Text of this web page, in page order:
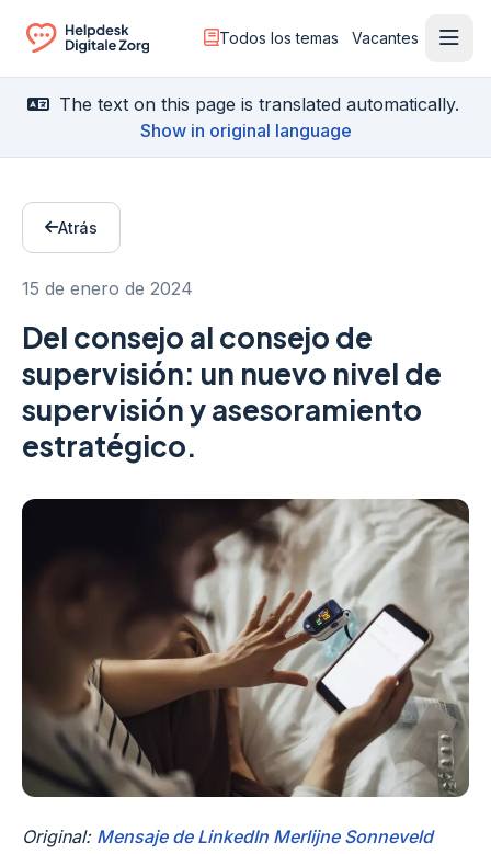
Ga naar de homepagina
Todos los temas Vacantes
The text on this page is translated automatically.
Show in original language
Atrás
15 de enero de 2024
Del consejo al consejo de
supervisión: un nuevo nivel de
supervisión y asesoramiento
estratégico.
Original: Mensaje de LinkedIn Merlijne Sonneveld